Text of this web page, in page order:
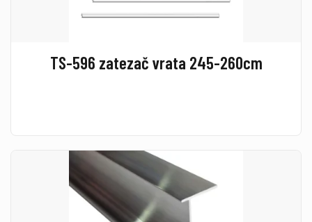
TS-596 zatezač vrata 245-260cm